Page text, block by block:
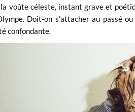
voûte céleste, instant grave et
Doit-on s’attacher au passé
confondante.